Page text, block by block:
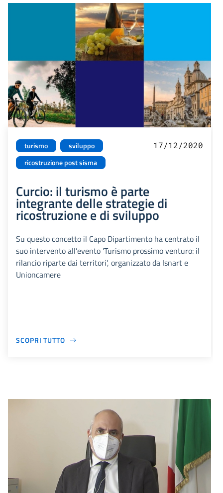
turismo
sviluppo
ricostruzione post sisma
17/12/2020
Curcio: il turismo è parte
integrante delle strategie di
ricostruzione e di sviluppo
Su questo concetto il Capo Dipartimento ha centrato il
suo intervento all’evento 'Turismo prossimo venturo: il
rilancio riparte dai territori', organizzato da Isnart e
Unioncamere
SCOPRI TUTTO